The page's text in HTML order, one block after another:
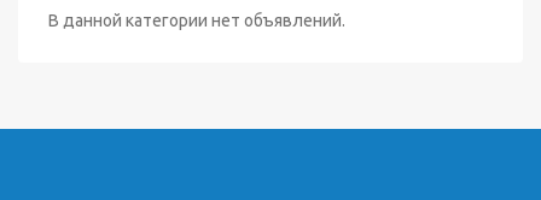
В данной категории нет объявлений.